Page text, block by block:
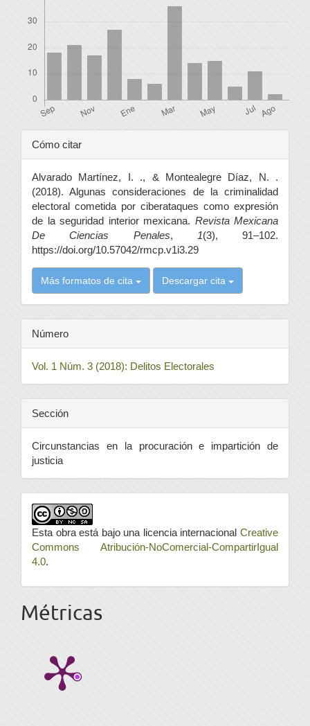
Detalles
del
artículo
Cómo citar
Alvarado Martínez, I. ., & Montealegre Díaz, N. .
(2018). Algunas consideraciones de la criminalidad
electoral cometida por ciberataques como expresión
de la seguridad interior mexicana. Revista Mexicana
De Ciencias Penales, 1(3), 91–102.
https://doi.org/10.57042/rmcp.v1i3.29
Más formatos de cita Descargar cita
Número
Vol. 1 Núm. 3 (2018): Delitos Electorales
Sección
Circunstancias en la procuración e impartición de
justicia
Esta obra está bajo una licencia internacional Creative
Commons Atribución-NoComercial-CompartirIgual
4.0.
Métricas